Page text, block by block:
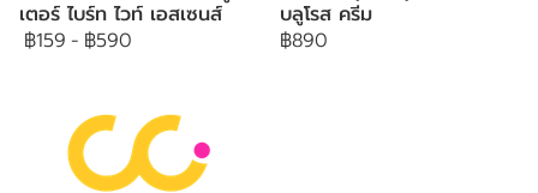
เตอร์ ไบร์ท ไวท์ เอสเซนส์
฿159 - ฿590
บลูโรส ครีม
฿890